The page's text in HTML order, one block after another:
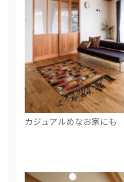
カジュアルめなお家にも